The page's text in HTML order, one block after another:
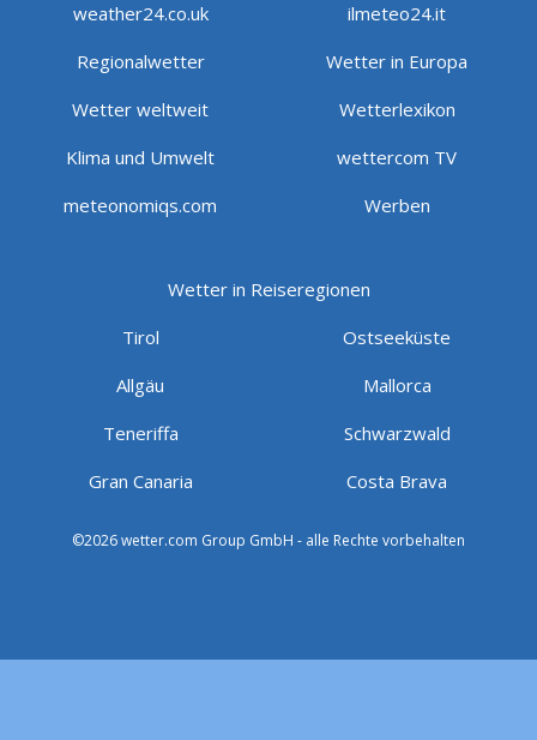
weather24.co.uk
ilmeteo24.it
Regionalwetter
Wetter in Europa
Wetter weltweit
Wetterlexikon
Klima und Umwelt
wettercom TV
meteonomiqs.com
Werben
Wetter in Reiseregionen
Tirol
Ostseeküste
Allgäu
Mallorca
Teneriffa
Schwarzwald
Gran Canaria
Costa Brava
©2026 wetter.com Group GmbH - alle Rechte vorbehalten